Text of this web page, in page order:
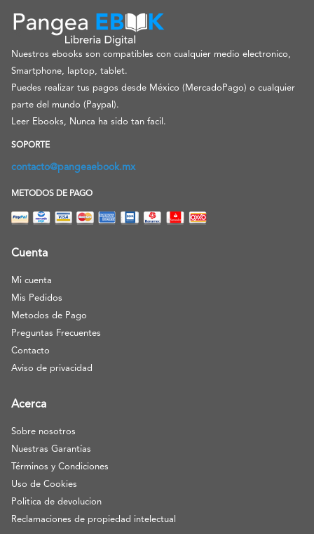
Nuestros ebooks son compatibles con cualquier medio electronico,
Smartphone, laptop, tablet.
Puedes realizar tus pagos desde México (MercadoPago) o cualquier
parte del mundo (Paypal).
Leer Ebooks, Nunca ha sido tan facil.
SOPORTE
contacto@pangeaebook.mx
METODOS DE PAGO
Cuenta
Mi cuenta
Mis Pedidos
Metodos de Pago
Preguntas Frecuentes
Contacto
Aviso de privacidad
Acerca
Sobre nosotros
Nuestras Garantías
Términos y Condiciones
Uso de Cookies
Politica de devolucion
Reclamaciones de propiedad intelectual